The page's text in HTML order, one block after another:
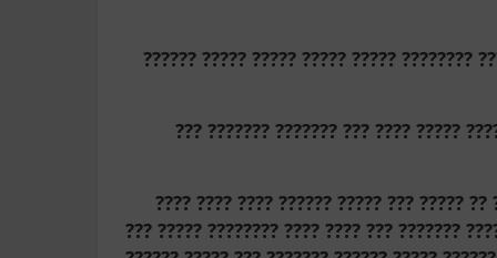
??? ???? ????? ???? ???? ????? ?? ???????
??? ????? ????? ?????? ??????? ???
???????? ???? ???? ????? ???? ?? ????
??????? ?????? ??? ???? ????? ????? ????